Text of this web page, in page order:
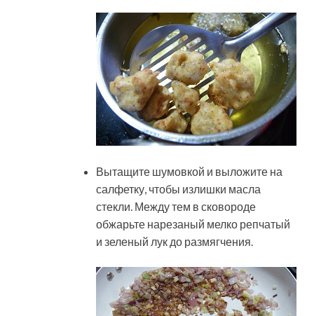
Вытащите шумовкой и выложите на
салфетку, чтобы излишки масла
стекли. Между тем в сковороде
обжарьте нарезаный мелко репчатый
и зеленый лук до размягчения.